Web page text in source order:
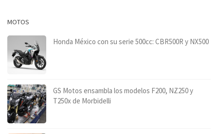
MOTOS
Honda México con su serie 500cc: CBR500R y NX500
GS Motos ensambla los modelos F200, NZ250 y
T250x de Morbidelli